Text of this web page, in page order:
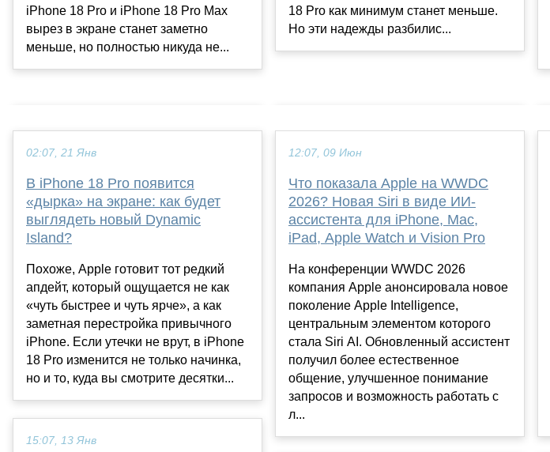
iPhone 18 Pro и iPhone 18 Pro Max
вырез в экране станет заметно
меньше, но полностью никуда не...
18 Pro как минимум станет меньше.
Но эти надежды разбилис...
02:07, 21 Янв
В iPhone 18 Pro появится
«дырка» на экране: как будет
выглядеть новый Dynamic
Island?
Похоже, Apple готовит тот редкий
апдейт, который ощущается не как
«чуть быстрее и чуть ярче», а как
заметная перестройка привычного
iPhone. Если утечки не врут, в iPhone
18 Pro изменится не только начинка,
но и то, куда вы смотрите десятки...
15:07, 13 Янв
12:07, 09 Июн
Что показала Apple на WWDC
2026? Новая Siri в виде ИИ-
ассистента для iPhone, Mac,
iPad, Apple Watch и Vision Pro
На конференции WWDC 2026
компания Apple анонсировала новое
поколение Apple Intelligence,
центральным элементом которого
стала Siri AI. Обновленный ассистент
получил более естественное
общение, улучшенное понимание
запросов и возможность работать с
л...